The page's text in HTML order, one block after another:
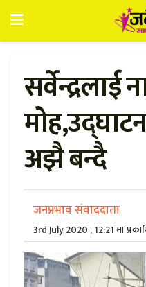
सर्वेन्द्रलाई
अझै बन्दै
जनप्रभाव संवाददाता
3rd July 2020 , 12:21 मा